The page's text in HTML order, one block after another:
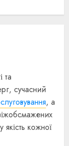
та
сучасний
, а
якість кожної